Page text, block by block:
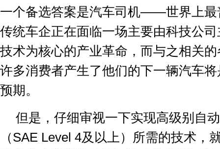
一个备选答案是汽车司机——世界上
传统车企正在面临一场主要由科技公
技术为核心的产业革命，而与之相关
许多消费者产生了他们的下一辆汽车
预期。
但是，仔细审视一下实现高级别自
（SAE Level 4及以上）所需的技术，